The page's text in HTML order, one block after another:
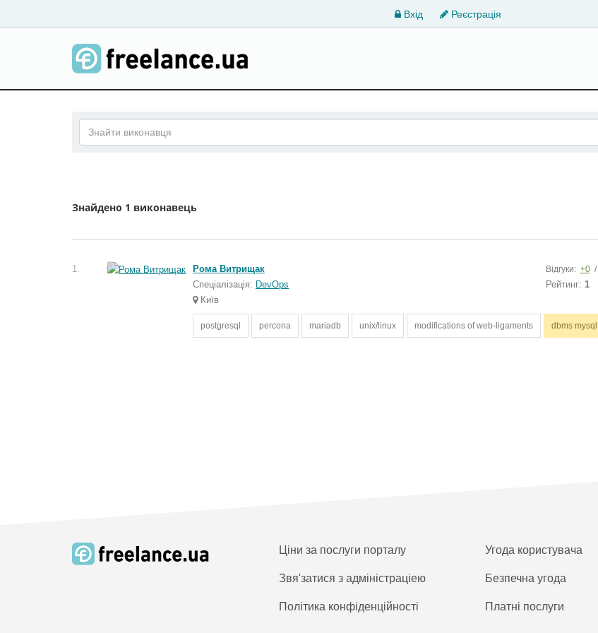
Вхід Реєстрація
Знайдено 1 виконавець
1.
Рома Витрищак
Спеціалізація: DevOps
Київ
Відгуки: +0 /
Рейтинг: 1
postgresql percona mariadb unix/linux modifications of web-ligaments dbms mysql
Ціни за послуги порталу
Звя'затися з адміністраціею
Політика конфіденційності
Угода користувача
Безпечна угода
Платнi послуги